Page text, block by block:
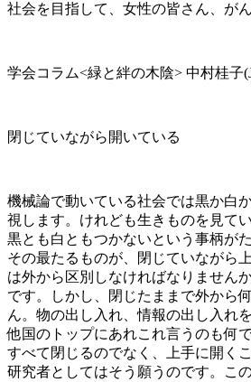
社会を目指して、女性の皆さん、が
学会コラム<緑と絆の木陰> 中村桂子
閉じていながら開いている
機械論で動いている社会では黒か白
視します。けれども生きものを見て
黒とも白ともつかないという事柄が
その最たるものが、閉じていながら
は外から区別しなければなりません
です。しかし、閉じたままで外から
ん。物の出し入れ、情報の出し入れ
他国のトップにあれこれ言うのも何
すべて閉じるのでなく、上手に開く
研究者としてはそう願うのです。こ